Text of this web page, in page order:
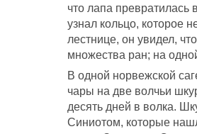
что лапа превратилась
узнал кольцо, которое
лестнице, он увидел,
множества ран; на
В одной норвежской
чары на две волчьи
десять дней в волка.
Синиотом, которые